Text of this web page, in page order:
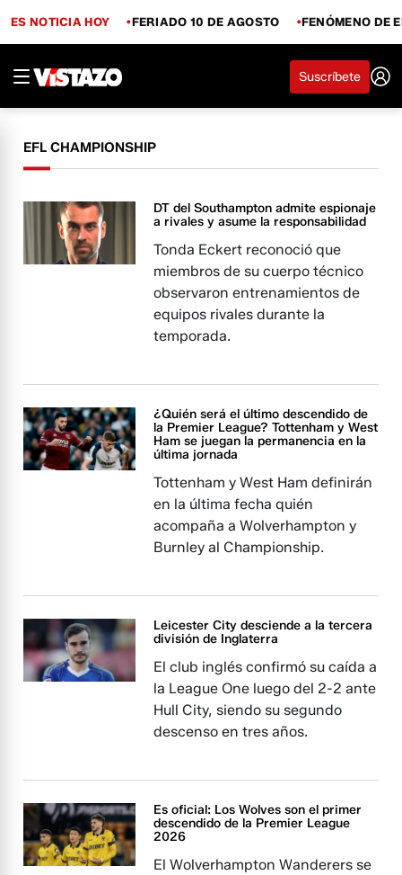
ES NOTICIA HOY FERIADO 10 DE AGOSTO FENÓMENO DE
Suscríbete
EFL CHAMPIONSHIP
DT del Southampton admite espionaje
a rivales y asume la responsabilidad
Tonda Eckert reconoció que
miembros de su cuerpo técnico
observaron entrenamientos de
equipos rivales durante la
temporada.
¿Quién será el último descendido de
la Premier League? Tottenham y West
Ham se juegan la permanencia en la
última jornada
Tottenham y West Ham definirán
en la última fecha quién
acompaña a Wolverhampton y
Burnley al Championship.
Leicester City desciende a la tercera
división de Inglaterra
El club inglés confirmó su caída a
la League One luego del 2-2 ante
Hull City, siendo su segundo
descenso en tres años.
Es oficial: Los Wolves son el primer
descendido de la Premier League
2026
El Wolverhampton Wanderers se